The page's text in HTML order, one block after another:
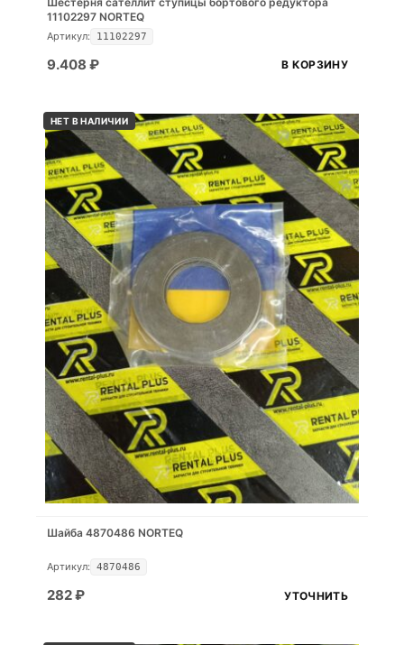
11102297 NORTEQ
Артикул: 11102297
9.408 ₽ В КОРЗИНУ
НЕТ В НАЛИЧИИ
Шайба 4870486 NORTEQ
Артикул: 4870486
282₽ УТОЧНИТЬ